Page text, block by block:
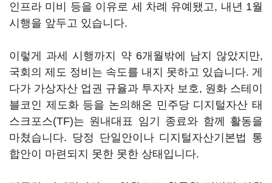
인프라 미비 등을 이유로 세 차례 유예됐고, 내년 1월
시행을 앞두고 있습니다.
이렇게 과세 시행까지 약 6개월밖에 남지 않았지만,
국회의 제도 정비는 속도를 내지 못하고 있습니다. 게
다가 가상자산 업권 규율과 투자자 보호, 원화 스테이
블코인 제도화 등을 논의해온 민주당 디지털자산 태
스크포스(TF)는 원내대표 임기 종료와 함께 활동을
마쳤습니다. 당정 단일안이나 디지털자산기본법 통
합안이 마련되지 못한 못한 상태입니다.